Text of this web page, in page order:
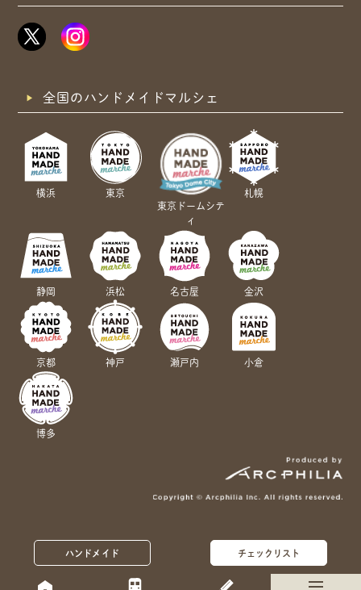
ハンドメイド チェックリスト
全国のハンドメイドマルシェ
横浜
東京
東京ドームシテ
ィ
札幌
静岡 浜松 名古屋 金沢
京都 神戸 瀬戸内 小倉
博多